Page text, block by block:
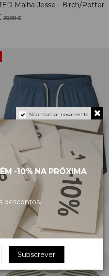
Malha Jesse - Birch/Potter
59,99 €
Calções de Banho Cooper-
- Blue Mirage
39,99 €
Não mostrar novamente
-10%NA PRÓXIMA
descontos.
Subscrever